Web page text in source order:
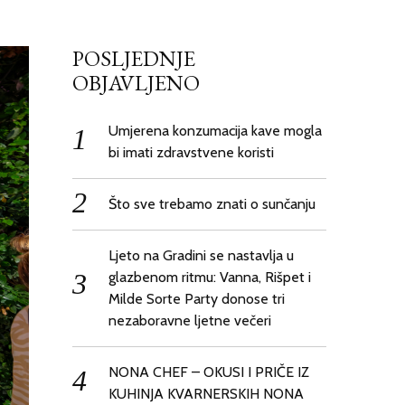
POSLJEDNJE
OBJAVLJENO
Umjerena konzumacija kave mogla
bi imati zdravstvene koristi
Što sve trebamo znati o sunčanju
Ljeto na Gradini se nastavlja u
glazbenom ritmu: Vanna, Rišpet i
Milde Sorte Party donose tri
nezaboravne ljetne večeri
NONA CHEF – OKUSI I PRIČE IZ
KUHINJA KVARNERSKIH NONA